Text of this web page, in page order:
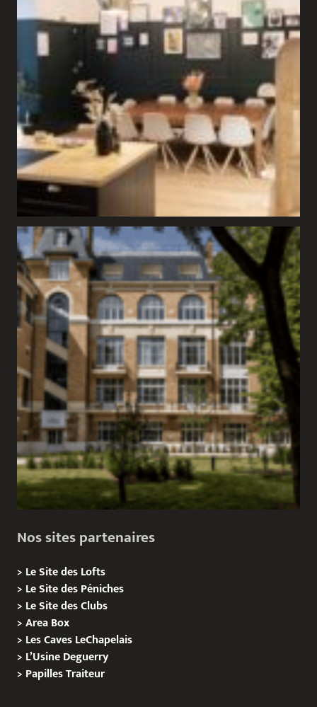
Nos sites partenaires
> Le Site des Lofts
> Le Site des Péniches
> Le Site des Clubs
>Area Box
> Les Caves LeChapelais
> L’Usine Deguerry
> PapillesTraiteur